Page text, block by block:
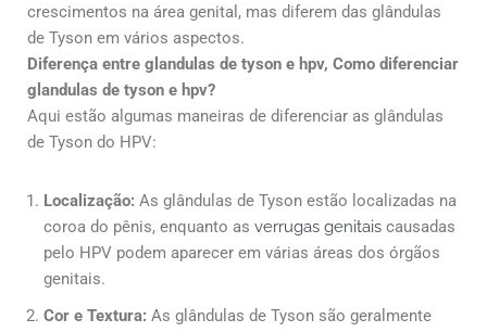
crescimentos na área genital, mas diferem das glândulas
de Tyson em vários aspectos.
Diferença entre glandulas de tyson e hpv, Como diferenciar
glandulas de tyson e hpv?
Aqui estão algumas maneiras de diferenciar as glândulas
de Tyson do HPV:
Localização: As glândulas de Tyson estão localizadas na
coroa do pênis, enquanto as verrugas genitais causadas
pelo HPV podem aparecer em várias áreas dos órgãos
genitais.
Cor e Textura: As glândulas de Tyson são geralmente